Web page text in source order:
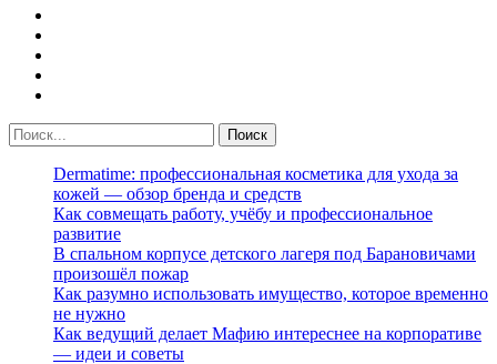
Dermatime: профессиональная косметика для ухода за
кожей — обзор бренда и средств
Как совмещать работу, учёбу и профессиональное
развитие
В спальном корпусе детского лагеря под Барановичами
произошёл пожар
Как разумно использовать имущество, которое временно
не нужно
Как ведущий делает Мафию интереснее на корпоративе
— идеи и советы